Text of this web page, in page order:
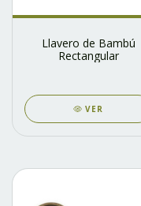
Llavero de Bambú
Rectangular
VER